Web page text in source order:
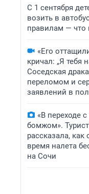
С 1 сентября
возить в
правилам — что
«Его
кричал: „Я тебя
Соседская
переломом и
заявлений в
«В переходе
бомжом».
рассказала, как
время налета
на Сочи